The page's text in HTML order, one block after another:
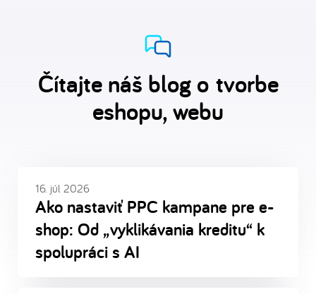
Čítajte náš blog o tvorbe
eshopu, webu
Ako nastaviť PPC kampane pre e-
shop: Od „vyklikávania kreditu“ k
spolupráci s AI
16. júl 2026